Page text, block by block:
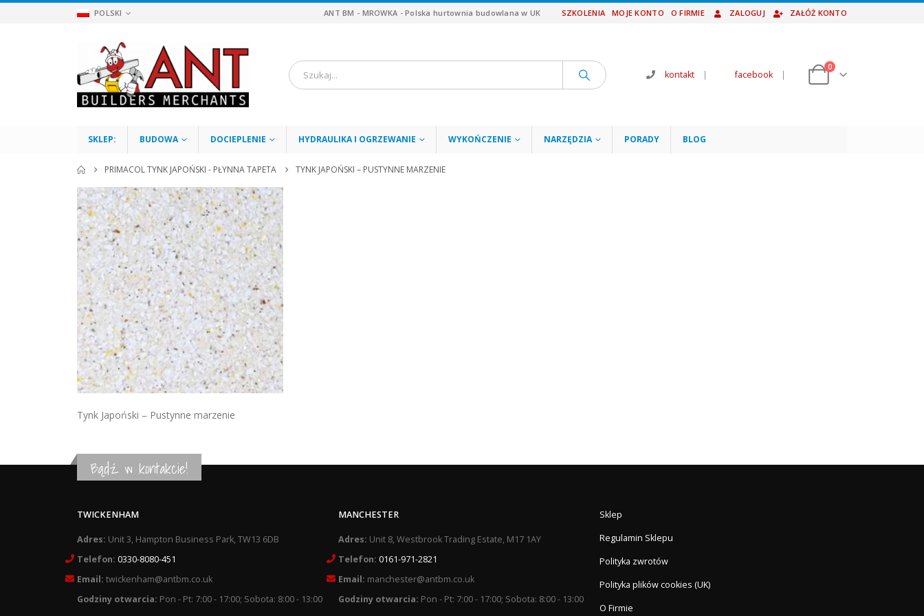
POLSKI ANT BM - MROWKA - Polska hurtownia budowlana w UK SZKOLENIA MOJE KONTO O FIRMIE ZALOGUJ ZAŁÓŻ KONTO
kontakt | facebook |
0
SKLEP: BUDOWA DOCIEPLENIE HYDRAULIKA I OGRZEWANIE WYKOŃCZENIE NARZĘDZIA PORADY BLOG
PRIMACOL TYNK JAPOŃSKI - PŁYNNA TAPETA TYNK JAPOŃSKI – PUSTYNNE MARZENIE
Tynk Japoński – Pustynne marzenie
Bądź w kontakcie!
TWICKENHAM
Adres: Unit 3, Hampton Business Park, TW13 6DB
Telefon: 0330-8080-451
Email: twickenham@antbm.co.uk
Godziny otwarcia: Pon - Pt: 7:00 - 17:00; Sobota: 8:00 - 13:00
MANCHESTER
Adres: Unit 8, Westbrook Trading Estate, M17 1AY
Telefon: 0161-971-2821
Email: manchester@antbm.co.uk
Godziny otwarcia: Pon - Pt: 7:00 - 17:00; Sobota: 8:00 - 13:00
Sklep
Regulamin Sklepu
Polityka zwrotów
Polityka plików cookies (UK)
O Firmie